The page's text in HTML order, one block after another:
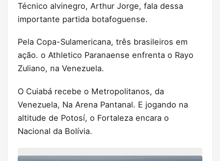
Técnico alvinegro, Arthur Jorge, fala dessa
importante partida botafoguense.
Pela Copa-Sulamericana, três brasileiros em
ação. o Athletico Paranaense enfrenta o Rayo
Zuliano, na Venezuela.
O Cuiabá recebe o Metropolitanos, da
Venezuela, Na Arena Pantanal. E jogando na
altitude de Potosí, o Fortaleza encara o
Nacional da Bolívia.